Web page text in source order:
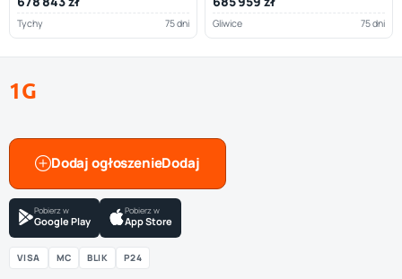
Tychy 75 dni Gliwice 75 dni
1G
Dodaj ogłoszenie
Pobierz w
Google Play
Pobierz w
App Store
VISA MC BLIK P24